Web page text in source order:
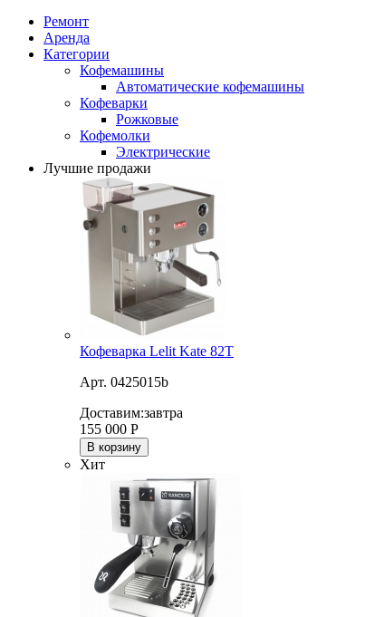
Ремонт
Аренда
Категории
Кофемашины
Автоматические кофемашины
Кофеварки
Рожковые
Кофемолки
Электрические
Лучшие продажи
Кофеварка Lelit Kate 82T
Арт. 0425015b
Доставим:завтра
155 000 Р
В корзину
Хит